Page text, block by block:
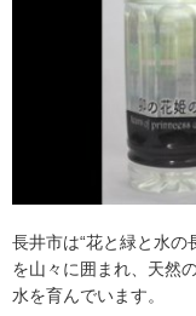
長井市は“花と緑と水の
を山々に囲まれ、天然
水を育んでいます。